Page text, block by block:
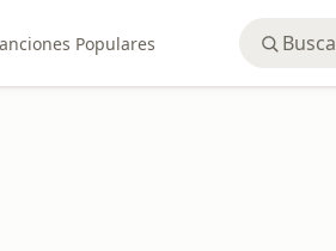
Populares